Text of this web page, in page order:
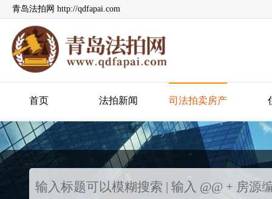
青岛法拍网 http://qdfapai.com
青岛法拍网
首页 法拍新闻 司法拍卖房产